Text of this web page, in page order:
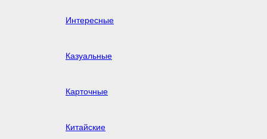
Интересные
Казуальные
Карточные
Китайские